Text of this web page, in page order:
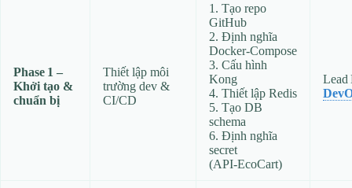
Phase 1 –
Khởi tạo &
chuẩn bị
Thiết lập môi
trường dev &
CI/CD
1. Tạo repo
GitHub
2. Định nghĩa
Docker‑Compose
3. Cấu hình
Kong
4. Thiết lập Redis
5. Tạo DB
schema
6. Định nghĩa
secret
(API‑EcoCart)
Lead